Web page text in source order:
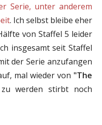
Serie, unter anderem
. Ich selbst bleibe eher
von Staffel 5 leider
insgesamt seit Staffel
der Serie anzufangen
mal wieder von "The
werden stirbt noch